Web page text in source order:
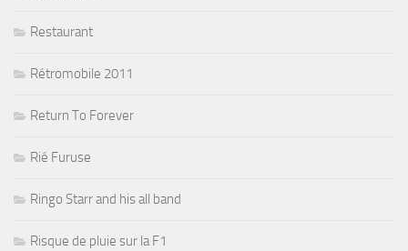
Restaurant
Rétromobile 2011
Return To Forever
Rié Furuse
Ringo Starr and his all band
Risque de pluie sur la F1